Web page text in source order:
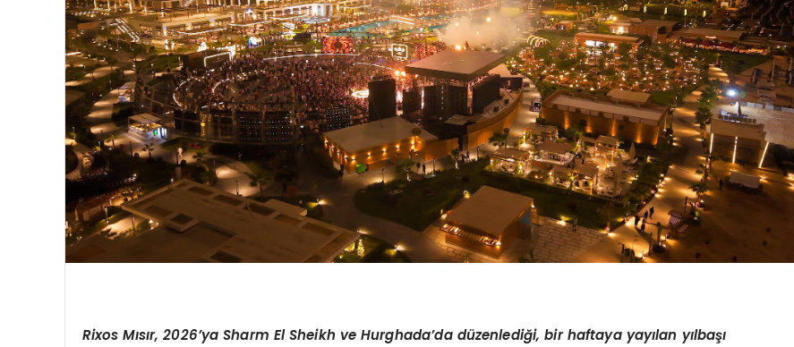
Rixos Mısır, 2026’ya Sharm El Sheikh ve Hurghada’da düzenlediği, bir haftaya yayılan yılbaşı